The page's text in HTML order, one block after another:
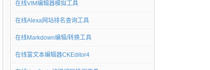
在线VIM编辑器模拟工具
在线Alexa网站排名查询工具
在线Markdown编辑/转换工具
在线富文本编辑器CKEditor4